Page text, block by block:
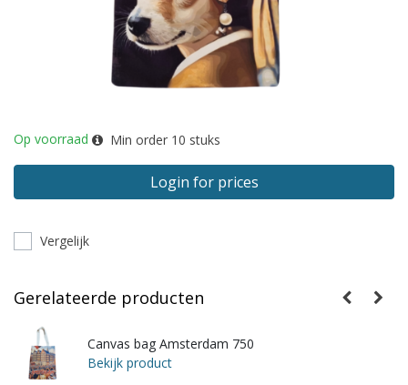
Op voorraad Min order 10 stuks
Login for prices
Vergelijk
Gerelateerde producten
Canvas bag Amsterdam 750
Bekijk product